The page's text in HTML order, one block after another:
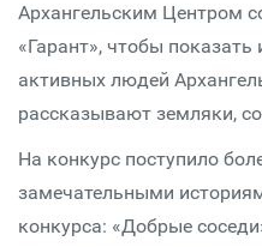
Архангельским Центром
«Гарант», чтобы показать
активных людей
рассказывают земляки,
На конкурс поступило
замечательными
конкурса: «Добрые